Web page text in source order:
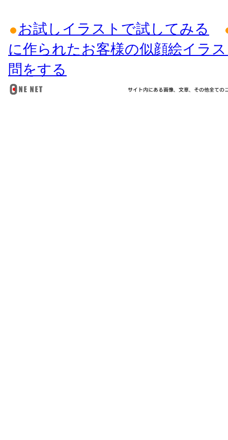
お試しイラストで試してみる
に作られたお客様の似顔絵イラ
問をする